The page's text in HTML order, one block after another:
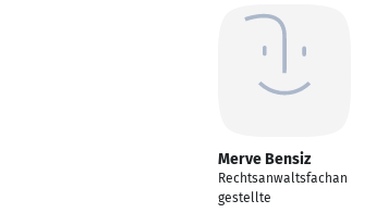
Merve Bensiz
Rechtsanwaltsfachan
gestellte